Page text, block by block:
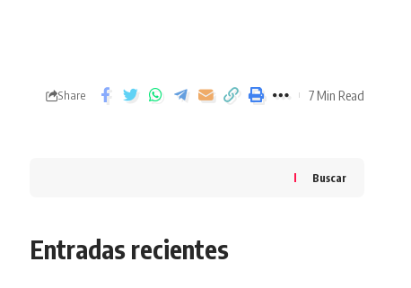
Share 7 Min Read
Buscar
Entradas recientes